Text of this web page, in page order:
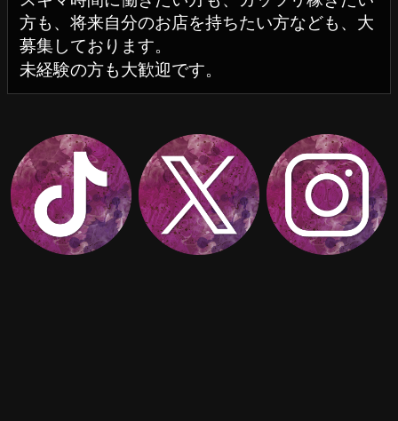
方も、将来自分のお店を持ちたい方なども、大
募集しております。
未経験の方も大歓迎です。